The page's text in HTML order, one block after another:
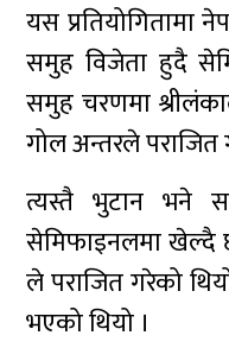
यस
समुह विजेता हुदै
समुह चरणमा
गोल अन्तरले पराजित
त्यस्तै भुटान भने
सेमिफाइनलमा खेल्दै
ले पराजित गरेको
भएको थियो ।